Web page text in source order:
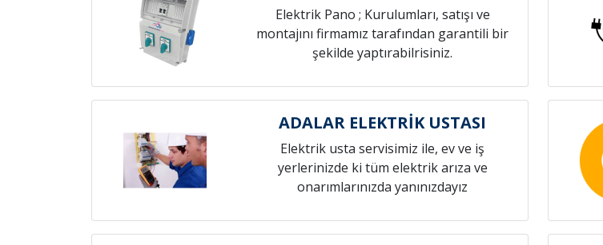
Elektrik Pano ; Kurulumları, satışı ve
montajını firmamız tarafından garantili bir
şekilde yaptırabilrisiniz.
ADALAR ELEKTRİK USTASI
Elektrik usta servisimiz ile, ev ve iş
yerlerinizde ki tüm elektrik arıza ve
onarımlarınızda yanınızdayız